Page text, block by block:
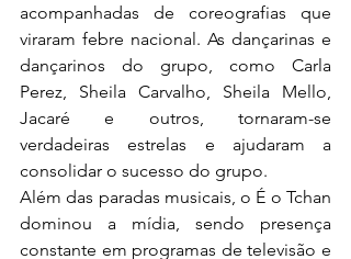
acompanhadas de coreografias que
viraram febre nacional. As dançarinas e
dançarinos do grupo, como Carla
Perez, Sheila Carvalho, Sheila Mello,
Jacaré e outros, tornaram-se
verdadeiras estrelas e ajudaram a
consolidar o sucesso do grupo.
Além das paradas musicais, o É o Tchan
dominou a mídia, sendo presença
constante em programas de televisão e